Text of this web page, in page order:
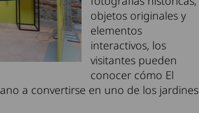
objetos originales y
elementos
interactivos, los
visitantes pueden
conocer cómo El
a convertirse en uno de los jardines